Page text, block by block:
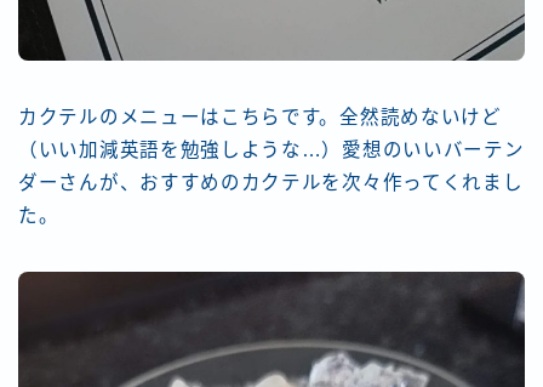
カクテルのメニューはこちらです。全然読めないけど
（いい加減英語を勉強しような…）愛想のいいバーテン
ダーさんが、おすすめのカクテルを次々作ってくれまし
た。